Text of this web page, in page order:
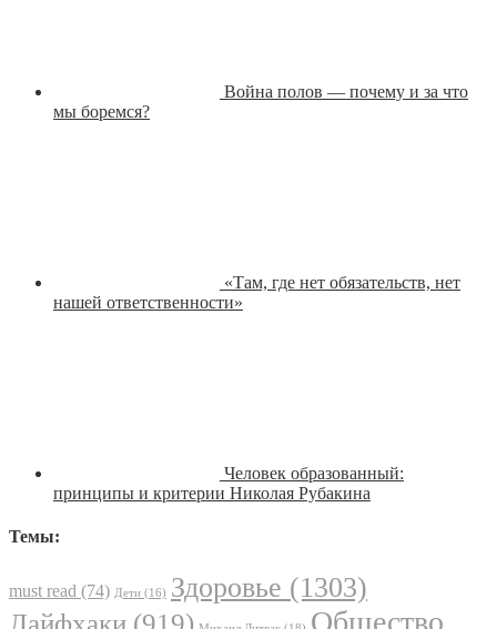
Война полов — почему и за что
мы боремся?
«Там, где нет обязательств, нет
нашей ответственности»
Человек образованный:
принципы и критерии Николая Рубакина
Темы:
must read (74) Дети (16) Здоровье (1303)
Лайфхаки (919)
Общество